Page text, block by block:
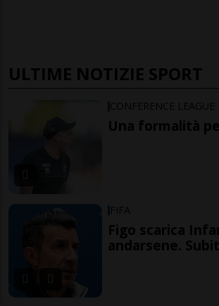
ULTIME NOTIZIE SPORT
CONFERENCE LEAGUE
Una formalità
FIFA
Figo scarica
andarsene.